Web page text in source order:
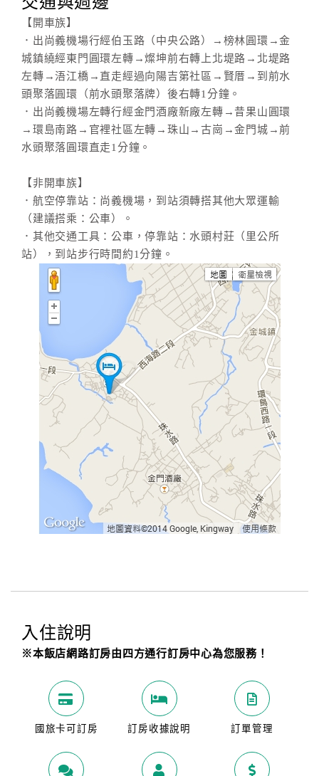
【開車族】
．出尚義機場行經伯玉路（中央公路）→榜林圓環→金
城鎮繞經東門圓環左轉→燦坤前右轉上北堤路→北堤路
左轉→浯江橋→直走經過向陽吉第社區→賢厝→到前水
頭聚落圓環（前水頭聚落牌）後右轉1分鐘。
．出尚義機場左轉行經金門酒廠新廠左轉→昔果山圓環
→環島南路→官裡社區左轉→珠山→古崗→金門城→前
水頭聚落圓環直走1分鐘。
【非開車族】
．航空停靠站：尚義機場，到站須轉搭其他大眾運輸
（建議搭乘：公車）。
．其他交通工具：公車，停靠站：水頭村莊（里公所
站），到站步行時間約1分鐘。
入住說明
※本飯店網路訂房由四方通行訂房中心為您服務！
國旅卡可訂房 訂房收據說明 訂單管理